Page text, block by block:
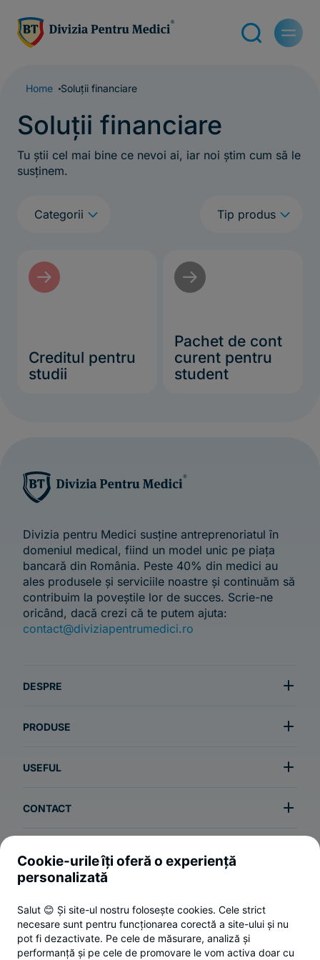
Home Soluții financiare
Soluții financiare
Tu știi cel mai bine ce nevoi ai, iar noi știm cum să le
susținem.
Categorii q Tip produs q
f
Creditul pentru
studii
f
Pachet de cont
curent pentru
student
Divizia pentru Medici susține antreprenoriatul în
domeniul medical, fiind un model unic pe piața
bancară din România. Peste 40% din medici au
ales produsele și serviciile noastre și continuăm să
contribuim la poveștile lor de succes. Scrie-ne
oricând, dacă crezi că te putem ajuta:
contact@diviziapentrumedici.ro
DESPRE
PRODUSE
USEFUL
CONTACT
Termeni și condiții
Politica de confidențialitate
ANPC
Cookie-urile îți oferă o experiență
personalizată
Salut 😊 Și site-ul nostru folosește cookies. Cele strict
necesare sunt pentru funcționarea corectă a site-ului și nu
pot fi dezactivate. Pe cele de măsurare, analiză și
performanță și pe cele de promovare le vom activa doar cu